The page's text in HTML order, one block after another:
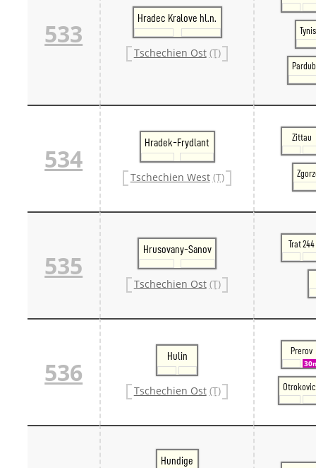
533
Hradec Kralove hl.n.
Tschechien Ost (T)
534
Hradek-Frydlant
Tschechien West (T)
Zittau
535
Hrusovany-Sanov
Tschechien Ost (T)
Trat 244
536
Hulin
Tschechien Ost (T)
Prerov
Hundige